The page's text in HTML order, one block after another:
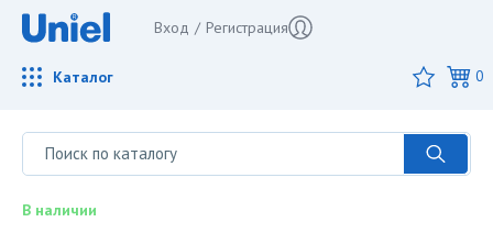
Вход / Регистрация
Каталог 0
В наличии